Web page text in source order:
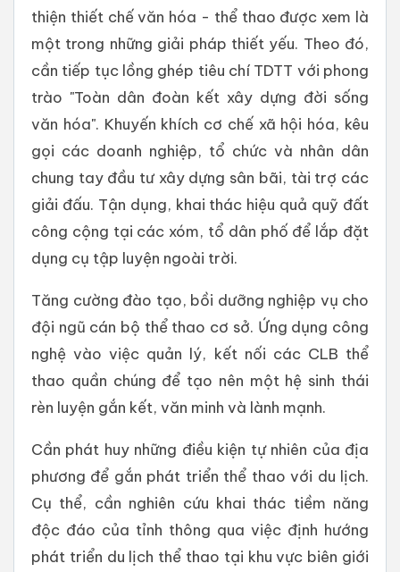
thiện thiết chế văn hóa - thể thao được xem là
một trong những giải pháp thiết yếu. Theo đó,
cần tiếp tục lồng ghép tiêu chí TDTT với phong
trào "Toàn dân đoàn kết xây dựng đời sống
văn hóa". Khuyến khích cơ chế xã hội hóa, kêu
gọi các doanh nghiệp, tổ chức và nhân dân
chung tay đầu tư xây dựng sân bãi, tài trợ các
giải đấu. Tận dụng, khai thác hiệu quả quỹ đất
công cộng tại các xóm, tổ dân phố để lắp đặt
dụng cụ tập luyện ngoài trời.
Tăng cường đào tạo, bồi dưỡng nghiệp vụ cho
đội ngũ cán bộ thể thao cơ sở. Ứng dụng công
nghệ vào việc quản lý, kết nối các CLB thể
thao quần chúng để tạo nên một hệ sinh thái
rèn luyện gắn kết, văn minh và lành mạnh.
Cần phát huy những điều kiện tự nhiên của địa
phương để gắn phát triển thể thao với du lịch.
Cụ thể, cần nghiên cứu khai thác tiềm năng
độc đáo của tỉnh thông qua việc định hướng
phát triển du lịch thể thao tại khu vực biên giới